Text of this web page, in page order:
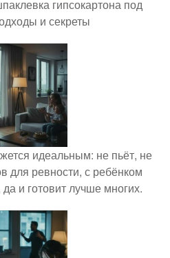
гипсокартона под
и секреты
идеальным: не пьёт, не
для ревности, с ребёнком
и готовит лучше многих.